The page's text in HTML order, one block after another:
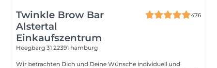
Twinkle Brow Bar
Alstertal
Einkaufszentrum
476
Heegbarg 31 22391 hamburg
Wir betrachten Dich und Deine Wünsche individuell und